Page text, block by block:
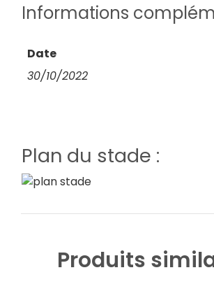
Informations
Date
30/10/2022
Plan du stade :
Produits